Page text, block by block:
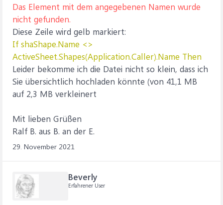
Das Element mit dem angegebenen Namen wurde
nicht gefunden.
Diese Zeile wird gelb markiert:
If shaShape.Name <>
ActiveSheet.Shapes(Application.Caller).Name Then
Leider bekomme ich die Datei nicht so klein, dass ich
Sie übersichtlich hochladen könnte (von 41,1 MB
auf 2,3 MB verkleinert
Mit lieben Grüßen
Ralf B. aus B. an der E.
29. November 2021
Beverly
Erfahrener User